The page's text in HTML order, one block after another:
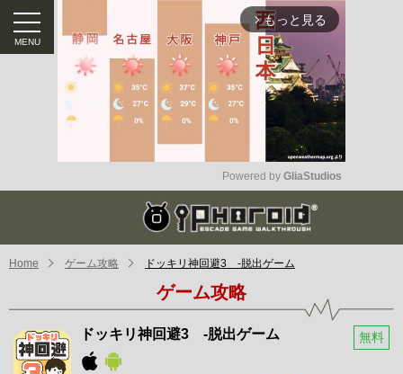
arrow_forward_ios もっと見る
Mute
Powered by GliaStudios
Home ゲーム攻略 ドッキリ神回避3 -脱出ゲーム
ゲーム攻略
ドッキリ神回避3 -脱出ゲーム 無料